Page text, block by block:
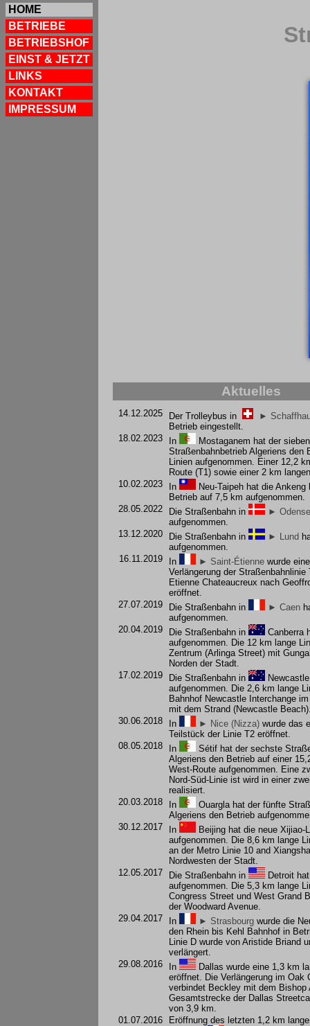
HOME
BETRIEBE
BETRIEBSHOF
EINST & JETZT
LINKS
KONTAKT
IMPRESSUM
Aktuelles
14.12.2025 Der Trolleybus in
►
Betrieb eingestellt.
18.02.2023
In Mostaganem hat der
Straßenbahnbetrieb Algeriens den
Linien aufgenommen. Einer 12,2
Route (T1) sowie einer 2 km
10.02.2023
In Neu-Taipeh hat die Ankeng
Betrieb auf 7,5 km aufgenommen.
28.05.2022
Die Straßenbahn in
► Odense
aufgenommen.
13.12.2020
Die Straßenbahn in ► Lund
aufgenommen.
16.11.2019
In ► Saint-Étienne wurde
Verlängerung der
Etienne Chateaucreux nach
eröffnet.
27.07.2019
Die Straßenbahn in ► Caen
aufgenommen.
20.04.2019
Die Straßenbahn in Canberra
aufgenommen. Die 12 km lange
Zentrum (Arlinga Street) mit
Norden der Stadt.
17.02.2019
Die Straßenbahn in Newcastle
aufgenommen. Die 2,6 km lange
Bahnhof Newcastle Interchange
mit dem Strand (Newcastle
30.06.2018
In ► Nice (Nizza) wurde das
Teilstück der Linie T2 eröffnet.
08.05.2018
In Sétif hat der sechste
Algeriens den Betrieb auf einer
West-Route aufgenommen. Eine
Nord-Süd-Linie ist wird in einer
realisiert.
20.03.2018
In Ouargla hat der fünfte
Algeriens den Betrieb
30.12.2017
In Beijing hat die neue Xijiao-
aufgenommen. Die 8,6 km lange
an der Metro Linie 10 and
Nordwesten der Stadt.
12.05.2017
Die Straßenbahn in Detroit
aufgenommen. Die 5,3 km lange
Congress Street und West Grand
der Woodward Avenue.
29.04.2017
In ► Strasbourg wurde die
den Rhein bis Kehl Bahnhof in
Linie D wurde von Aristide Briand
verlängert.
29.08.2016
In Dallas wurde eine 1,3 km
eröffnet. Die Verlängerung im Oak
verbindet Beckley mit dem Bishop
Gesamtstrecke der Dallas
von 3,9 km.
01.07.2016
Eröffnung des letzten 1,2 km